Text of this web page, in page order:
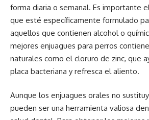
forma diaria o semanal. Es importante
que esté específicamente formulado
aquellos que contienen alcohol o
mejores enjuagues para perros
naturales como el cloruro de zinc, que
placa bacteriana y refresca el aliento.
Aunque los enjuagues orales no
pueden ser una herramienta valiosa